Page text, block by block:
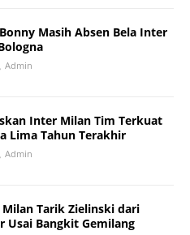
Masih Absen Bela Inter
Admin
Inter Milan Tim Terkuat
Lima Tahun Terakhir
Admin
Tarik Zielinski dari
Usai Bangkit Gemilang